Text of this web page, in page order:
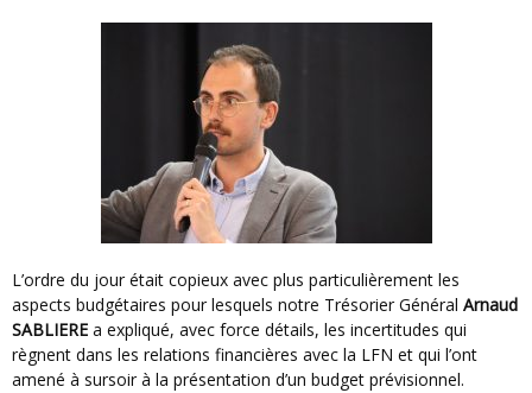
L’ordre du jour était copieux avec plus particulièrement les
aspects budgétaires pour lesquels notre Trésorier Général Arnaud
SABLIERE a expliqué, avec force détails, les incertitudes qui
règnent dans les relations financières avec la LFN et qui l’ont
amené à sursoir à la présentation d’un budget prévisionnel.